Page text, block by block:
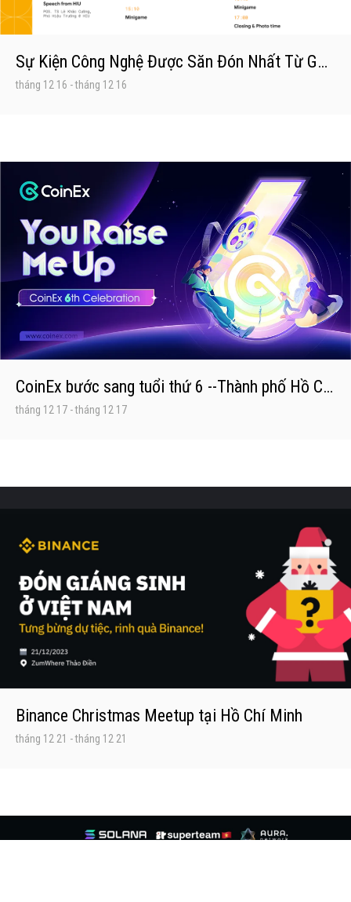
Sự Kiện Công Nghệ Được Săn Đón Nhất Từ Google Developer Group
tháng 12 16 -tháng 12 16
CoinEx bước sang tuổi thứ 6 --Thành phố Hồ Chí Minh
tháng 12 17 -tháng 12 17
Binance Christmas Meetup tại Hồ Chí Minh
tháng 12 21 -tháng 12 21